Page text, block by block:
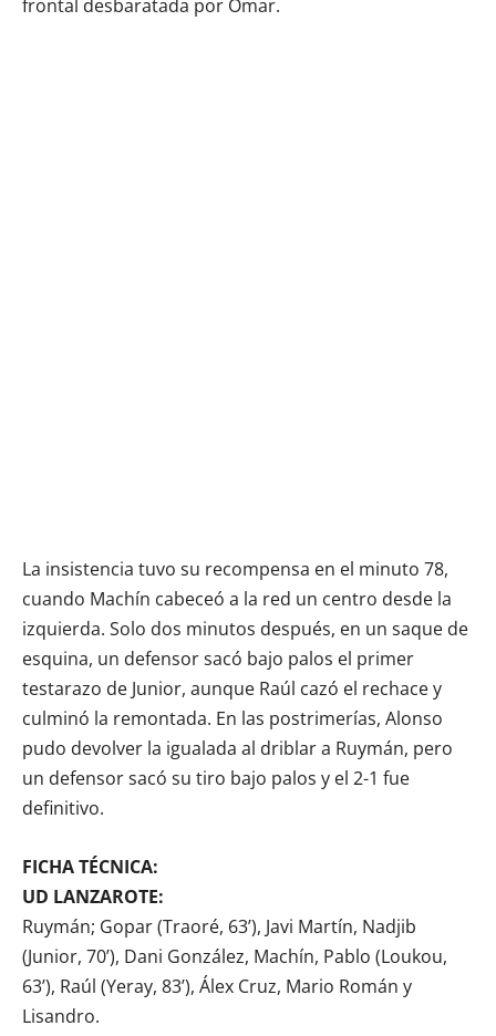
frontal desbaratada por Omar.
La insistencia tuvo su recompensa en el minuto 78,
cuando Machín cabeceó a la red un centro desde la
izquierda. Solo dos minutos después, en un saque de
esquina, un defensor sacó bajo palos el primer
testarazo de Junior, aunque Raúl cazó el rechace y
culminó la remontada. En las postrimerías, Alonso
pudo devolver la igualada al driblar a Ruymán, pero
un defensor sacó su tiro bajo palos y el 2-1 fue
definitivo.
FICHA TÉCNICA:
UD LANZAROTE:
Ruymán; Gopar (Traoré, 63’), Javi Martín, Nadjib
(Junior, 70’), Dani González, Machín, Pablo (Loukou,
63’), Raúl (Yeray, 83’), Álex Cruz, Mario Román y
Lisandro.